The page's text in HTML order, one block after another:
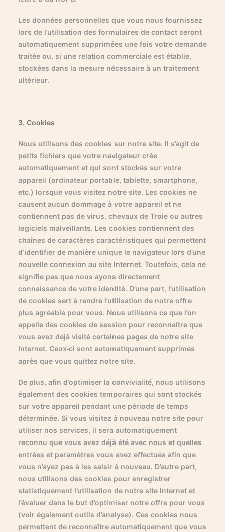
Les données personnelles que vous nous fournissez
lors de l’utilisation des formulaires de contact seront
automatiquement supprimées une fois votre demande
traitée ou, si une relation commerciale est établie,
stockées dans la mesure nécessaire à un traitement
ultérieur.
3. Cookies
Nous utilisons des cookies sur notre site. Il s’agit de
petits fichiers que votre navigateur crée
automatiquement et qui sont stockés sur votre
appareil (ordinateur portable, tablette, smartphone,
etc.) lorsque vous visitez notre site. Les cookies ne
causent aucun dommage à votre appareil et ne
contiennent pas de virus, chevaux de Troie ou autres
logiciels malveillants. Les cookies contiennent des
chaînes de caractères caractéristiques qui permettent
d’identifier de manière unique le navigateur lors d’une
nouvelle connexion au site Internet. Toutefois, cela ne
signifie pas que nous ayons directement
connaissance de votre identité. D’une part, l’utilisation
de cookies sert à rendre l’utilisation de notre offre
plus agréable pour vous. Nous utilisons ce que l’on
appelle des cookies de session pour reconnaître que
vous avez déjà visité certaines pages de notre site
Internet. Ceux-ci sont automatiquement supprimés
après que vous quittez notre site.
De plus, afin d’optimiser la convivialité, nous utilisons
également des cookies temporaires qui sont stockés
sur votre appareil pendant une période de temps
déterminée. Si vous visitez à nouveau notre site pour
utiliser nos services, il sera automatiquement
reconnu que vous avez déjà été avec nous et quelles
entrées et paramètres vous avez effectués afin que
vous n’ayez pas à les saisir à nouveau. D’autre part,
nous utilisons des cookies pour enregistrer
statistiquement l’utilisation de notre site Internet et
l’évaluer dans le but d’optimiser notre offre pour vous
(voir également outils d’analyse). Ces cookies nous
permettent de reconnaître automatiquement que vous